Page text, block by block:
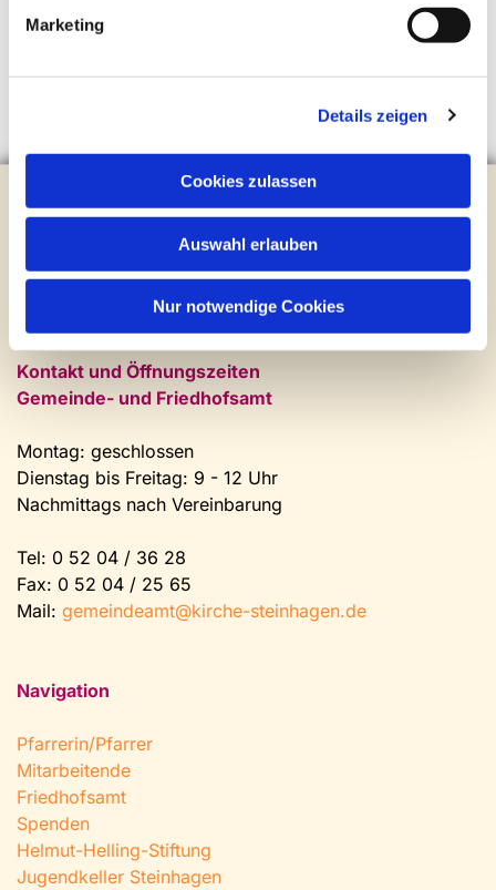
Marketing
Details zeigen
Cookies zulassen
Auswahl erlauben
Nur notwendige Cookies
Brockhagener Straße 28 | 33803 Steinhagen
0 52 04 / 36 28
Mail:gemeindeamt@kirche-steinhagen.de
Newsletter abonnieren
Kontakt und Öffnungszeiten
Gemeinde- und Friedhofsamt
Montag: geschlossen
Dienstag bis Freitag: 9 - 12 Uhr
Nachmittags nach Vereinbarung
Tel: 0 52 04 / 36 28
Fax: 0 52 04 / 25 65
Mail: gemeindeamt@kirche-steinhagen.de
Navigation
Pfarrerin/Pfarrer
Mitarbeitende
Friedhofsamt
Spenden
Helmut-Helling-Stiftung
Jugendkeller Steinhagen